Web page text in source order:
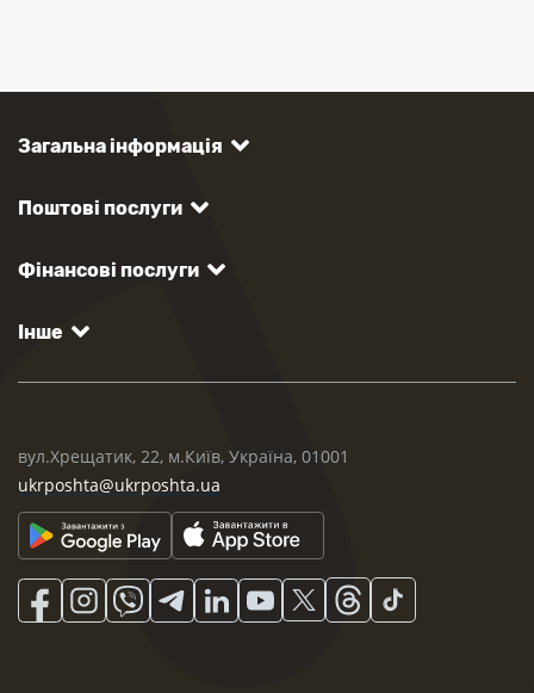
Загальна інформація
Поштові послуги
Фінансові послуги
Інше
вул.Хрещатик, 22, м.Київ, Україна, 01001
ukrposhta@ukrposhta.ua